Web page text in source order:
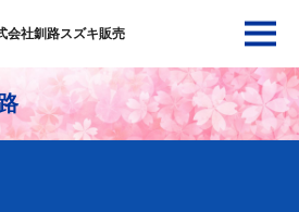
会社釧路スズキ販売